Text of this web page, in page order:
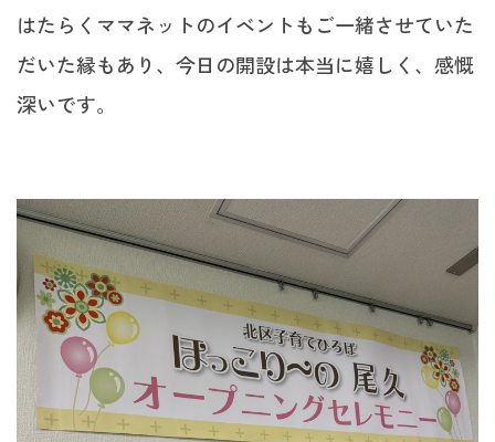
はたらくママネットのイベントもご一緒させていた
だいた縁もあり、今日の開設は本当に嬉しく、感慨
深いです。